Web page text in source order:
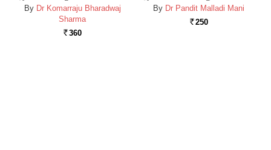
By Dr Komarraju Bharadwaj
Sharma
Rs. 360
By Dr Pandit Malladi Mani
Rs. 250